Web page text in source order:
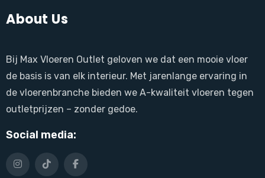
About Us
Bij Max Vloeren Outlet geloven we dat een mooie vloer
de basis is van elk interieur. Met jarenlange ervaring in
de vloerenbranche bieden we A-kwaliteit vloeren tegen
outletprijzen – zonder gedoe.
Social media: